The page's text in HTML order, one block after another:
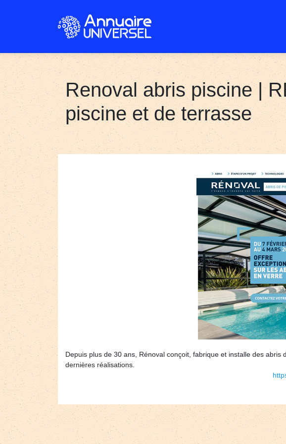
Renoval abris piscine |
piscine et de terrasse
Depuis plus de 30 ans, Rénoval conçoit, fabrique et installe des
dernières réalisations.